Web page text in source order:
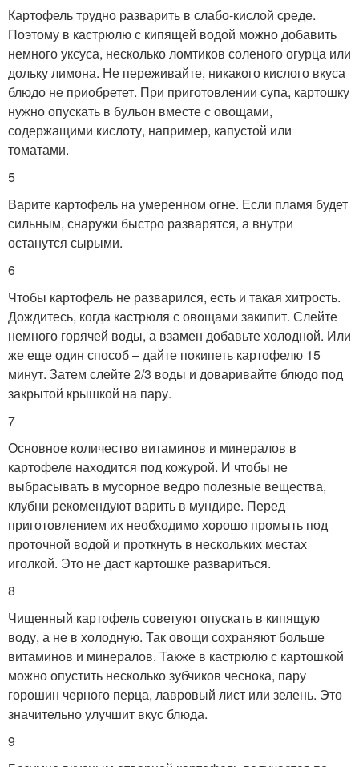
Картофель трудно разварить в слабо-кислой среде.
Поэтому в кастрюлю с кипящей водой можно добавить
немного уксуса, несколько ломтиков соленого огурца или
дольку лимона. Не переживайте, никакого кислого вкуса
блюдо не приобретет. При приготовлении супа, картошку
нужно опускать в бульон вместе с овощами,
содержащими кислоту, например, капустой или
томатами.
5
Варите картофель на умеренном огне. Если пламя будет
сильным, снаружи быстро разварятся, а внутри
останутся сырыми.
6
Чтобы картофель не разварился, есть и такая хитрость.
Дождитесь, когда кастрюля с овощами закипит. Слейте
немного горячей воды, а взамен добавьте холодной. Или
же еще один способ – дайте покипеть картофелю 15
минут. Затем слейте 2/3 воды и доваривайте блюдо под
закрытой крышкой на пару.
7
Основное количество витаминов и минералов в
картофеле находится под кожурой. И чтобы не
выбрасывать в мусорное ведро полезные вещества,
клубни рекомендуют варить в мундире. Перед
приготовлением их необходимо хорошо промыть под
проточной водой и проткнуть в нескольких местах
иголкой. Это не даст картошке развариться.
8
Чищенный картофель советуют опускать в кипящую
воду, а не в холодную. Так овощи сохраняют больше
витаминов и минералов. Также в кастрюлю с картошкой
можно опустить несколько зубчиков чеснока, пару
горошин черного перца, лавровый лист или зелень. Это
значительно улучшит вкус блюда.
9